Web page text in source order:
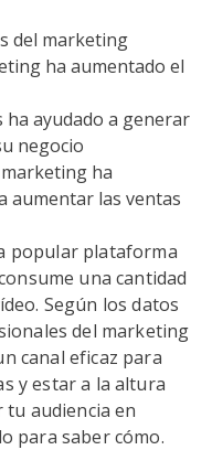
del marketing
ha aumentado el
ha ayudado a generar
negocio
ha
aumentar las ventas
popular plataforma
una cantidad
Según los datos
del marketing
canal eficaz para
y estar a la altura
tu audiencia en
para saber cómo.